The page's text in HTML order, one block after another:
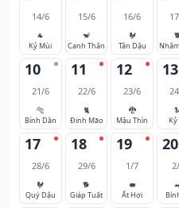
14/6
🐐
Kỷ Mùi
15/6
🐒
Canh Thân
16/6
🐓
Tân Dậu
10
21/6
🐅
Bính Dần
11
22/6
🐈
Đinh Mão
12
23/6
🐉
Mậu Thìn
13
Kỷ
17
28/6
🐓
Quý Dậu
18
29/6
🐕
Giáp Tuất
19
1/7
🐖
Ất Hợi
20